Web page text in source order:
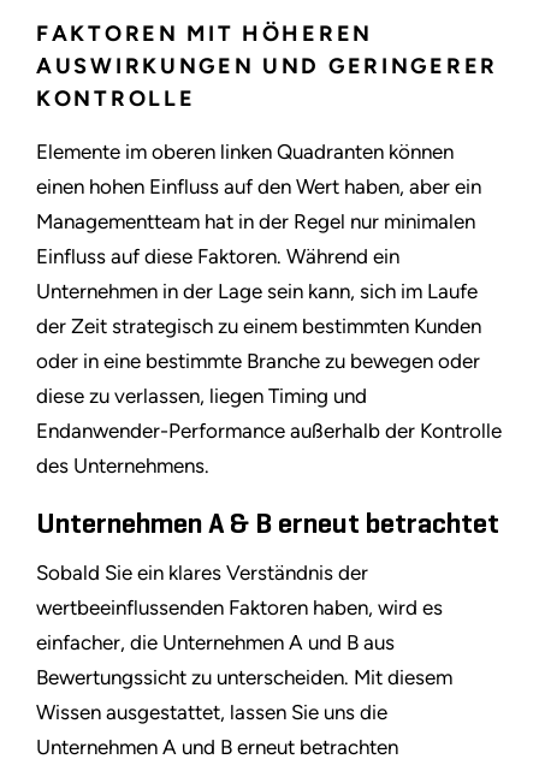
FAKTOREN MIT HÖHEREN
AUSWIRKUNGEN UND GERINGERER
KONTROLLE
Elemente im oberen linken Quadranten können
einen hohen Einfluss auf den Wert haben, aber ein
Managementteam hat in der Regel nur minimalen
Einfluss auf diese Faktoren. Während ein
Unternehmen in der Lage sein kann, sich im Laufe
der Zeit strategisch zu einem bestimmten Kunden
oder in eine bestimmte Branche zu bewegen oder
diese zu verlassen, liegen Timing und
Endanwender-Performance außerhalb der Kontrolle
des Unternehmens.
Unternehmen A & B erneut betrachtet
Sobald Sie ein klares Verständnis der
wertbeeinflussenden Faktoren haben, wird es
einfacher, die Unternehmen A und B aus
Bewertungssicht zu unterscheiden. Mit diesem
Wissen ausgestattet, lassen Sie uns die
Unternehmen A und B erneut betrachten